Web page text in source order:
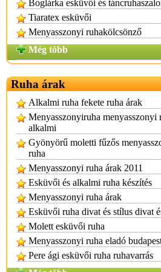
Boglárka esküvői és
Tiaratex esküvői
Menyasszonyi ruhakölcsönző
Még több
Ruha árak
Alkalmi ruha fekete ruha árak
Menyasszonyiruha menyasszonyi
alkalmi
Gyönyörű moletti fűzős
ruha
Menyasszonyi ruha árak 2011
Esküvői és alkalmi ruha készítés
Menyasszonyi ruha árak
Esküvői ruha divat és stílus divat
Molett esküvői ruha
Menyasszonyi ruha eladó
Pere ági esküvői ruha ruhavarrás